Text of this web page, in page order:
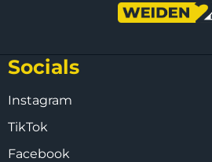
Socials
Instagram
TikTok
Facebook